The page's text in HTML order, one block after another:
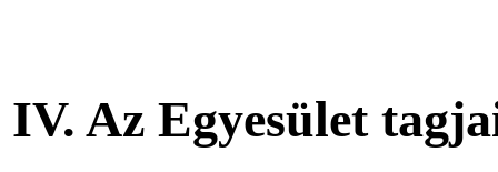
IV. Az Egyesület